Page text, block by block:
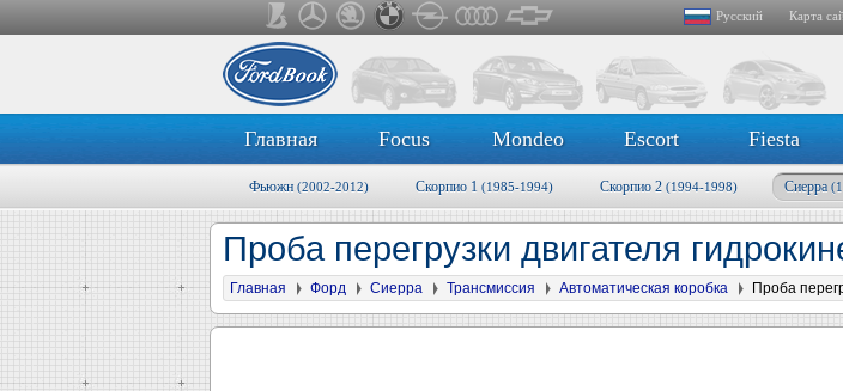
Русский Карта
Главная Focus Mondeo Escort Fiesta
Фьюжн (2002-2012) Скорпио 1 (1985-1994) Скорпио 2 (1994-1998) Сиерра
Проба перегрузки двигателя
Главная Форд Сиерра Трансмиссия Автоматическая коробка Проба